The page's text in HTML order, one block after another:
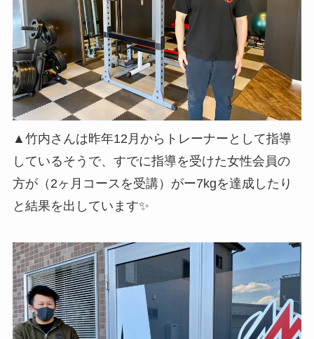
▲竹内さんは昨年12月からトレーナーとして指導
しているそうで、すでに指導を受けた女性会員の
方が（2ヶ月コースを受講）がー7kgを達成したり
と結果を出しています✨